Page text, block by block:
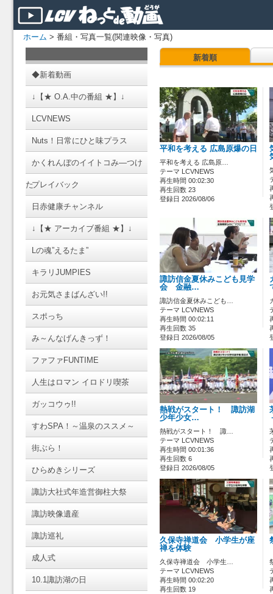
ホーム > 番組・写真一覧(関連映像・写真)
◆新着動画
↓【★ O.A.中の番組 ★】↓
LCVNEWS
Nuts！日常にひと味プラス
かくれんぼのイイトコみ―つけ
たプレイバック
日赤健康チャンネル
↓【★ アーカイブ番組 ★】↓
Lの魂”えるたま”
キラリJUMPIES
お元気さまばんざい!!
スポっち
み～んなげんきっず！
ファファFUNTIME
人生はロマン イロドリ喫茶
ガッコウゥ!!
すわSPA！～温泉のススメ～
街ぶら！
ひらめきシリーズ
諏訪大社式年造営御柱大祭
諏訪映像遺産
諏訪巡礼
成人式
10.1諏訪湖の日
新着順
平和を考える 広島原爆の日
平和を考える 広島原…
テーマ LCVNEWS
再生時間 00:02:30
再生回数 23
登録日 2026/08/06
諏訪信金夏休みこども見学
会 金融…
諏訪信金夏休みこども…
テーマ LCVNEWS
再生時間 00:02:11
再生回数 35
登録日 2026/08/05
熱戦がスタート！ 諏訪湖
少年少女…
熱戦がスタート！ 諏…
テーマ LCVNEWS
再生時間 00:01:36
再生回数 6
登録日 2026/08/05
久保寺禅道会 小学生が座
禅を体験
久保寺禅道会 小学生…
テーマ LCVNEWS
再生時間 00:02:20
再生回数 19